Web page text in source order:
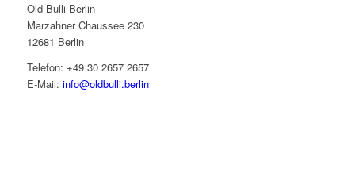
Old Bulli Berlin
Marzahner Chaussee 230
12681 Berlin
Telefon: +49 30 2657 2657
E-Mail: info@oldbulli.berlin